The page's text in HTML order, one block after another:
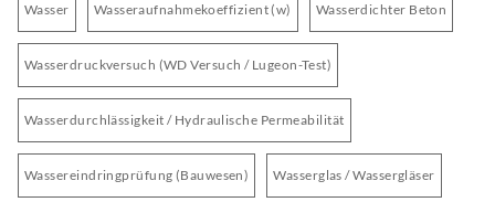
Wasser Wasseraufnahmekoeffizient (w) Wasserdichter Beton
Wasserdruckversuch (WD Versuch / Lugeon-Test)
Wasserdurchlässigkeit / Hydraulische Permeabilität
Wassereindringprüfung (Bauwesen) Wasserglas / Wassergläser